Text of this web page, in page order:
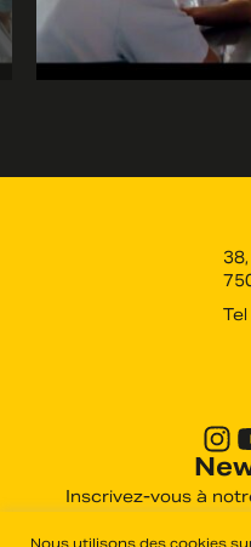
Tel
Inscrivez-vous à
distribués
Nous utilisons des cookies